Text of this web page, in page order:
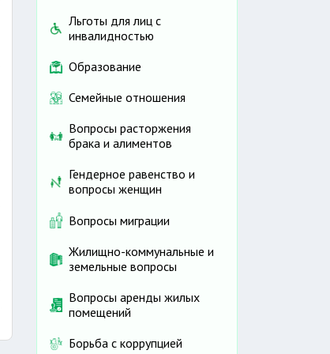
Льготы для лиц с
инвалидностью
Образование
Семейные отношения
Вопросы расторжения
брака и алиментов
Гендерное равенство и
вопросы женщин
Вопросы миграции
Жилищно-коммунальные и
земельные вопросы
Вопросы аренды жилых
помещений
Борьба с коррупцией